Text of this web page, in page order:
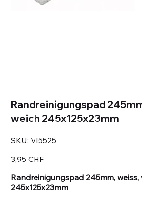
Randreinigungspad
weich 245x125x23mm
SKU: SKU
VI5525
VI5525
3,95 CHF
Randreinigungspad 245mm, weiss,
245x125x23mm